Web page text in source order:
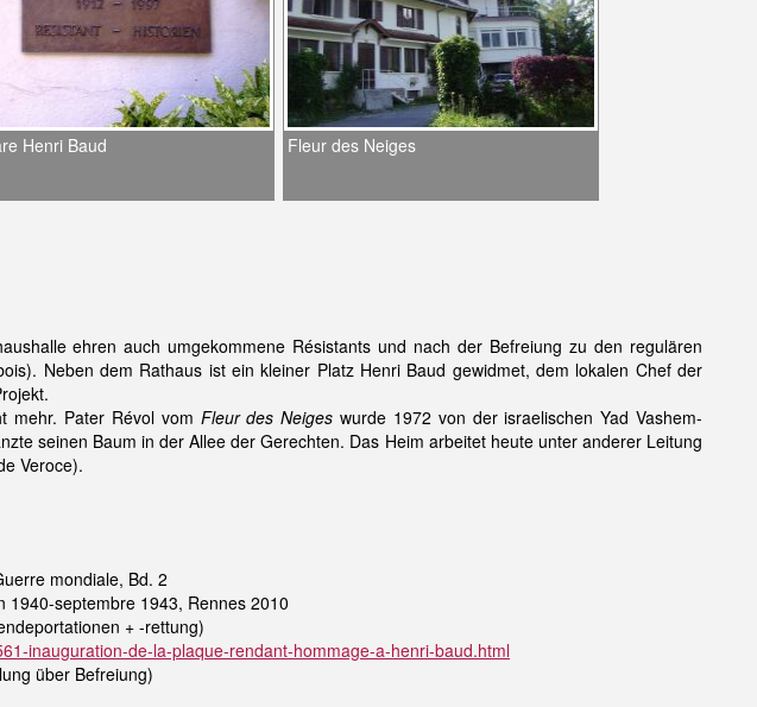
Henri Baud Fleur des Neiges
ehren auch umgekommene Résistants und nach der Befreiung zu den regulären
Neben dem Rathaus ist ein kleiner Platz Henri Baud gewidmet, dem lokalen Chef der
mehr. Pater Révol vom Fleur des Neiges wurde 1972 von der israelischen Yad Vashem-
seinen Baum in der Allee der Gerechten. Das Heim arbeitet heute unter anderer Leitung
Veroce).
mondiale, Bd. 2
1940-septembre 1943, Rennes 2010
+ -rettung)
inauguration-de-la-plaque-rendant-hommage-a-henri-baud.html
über Befreiung)